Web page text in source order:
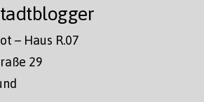
– Haus R.07
29